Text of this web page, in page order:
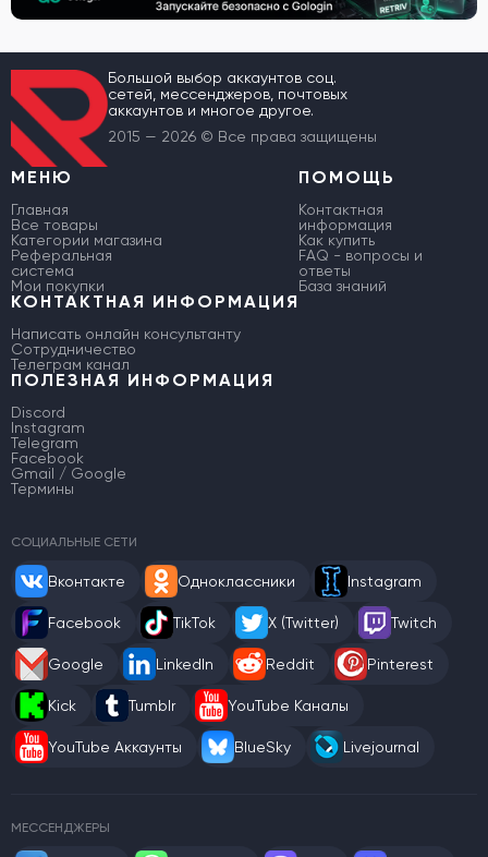
Большой выбор аккаунтов соц.
сетей, мессенджеров, почтовых
аккаунтов и многое другое.
2015 — 2026 © Все права защищены
МЕНЮ
Главная
Все товары
Категории магазина
Реферальная
система
Мои покупки
ПОМОЩЬ
Контактная
информация
Как купить
FAQ - вопросы и
ответы
База знаний
КОНТАКТНАЯ ИНФОРМАЦИЯ
Написать онлайн консультанту
Сотрудничество
Телеграм канал
ПОЛЕЗНАЯ ИНФОРМАЦИЯ
Discord
Instagram
Telegram
Facebook
Gmail / Google
Термины
СОЦИАЛЬНЫЕ СЕТИ
Вконтакте Одноклассники Instagram
Facebook TikTok X (Twitter) Twitch
Google LinkedIn Reddit Pinterest
Kick Tumblr YouTube Каналы
YouTube Аккаунты BlueSky Livejournal
МЕССЕНДЖЕРЫ